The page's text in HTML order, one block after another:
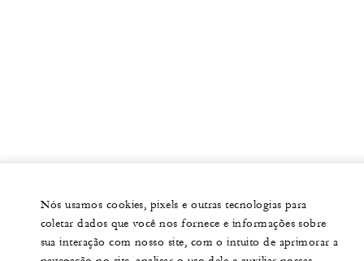
Nós usamos cookies, pixels e outras tecnologias para
coletar dados que você nos fornece e informações sobre
sua interação com nosso site, com o intuito de aprimorar a